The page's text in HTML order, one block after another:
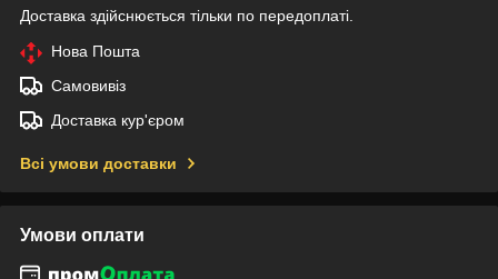
Доставка здійснюється тільки по передоплаті.
Нова Пошта
Самовивіз
Доставка кур'єром
Всі умови доставки
Умови оплати